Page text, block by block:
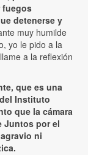
fuegos
detenerse y
muy humilde
yo le pido a la
a la reflexión
que es una
Instituto
que la cámara
Juntos por el
ni